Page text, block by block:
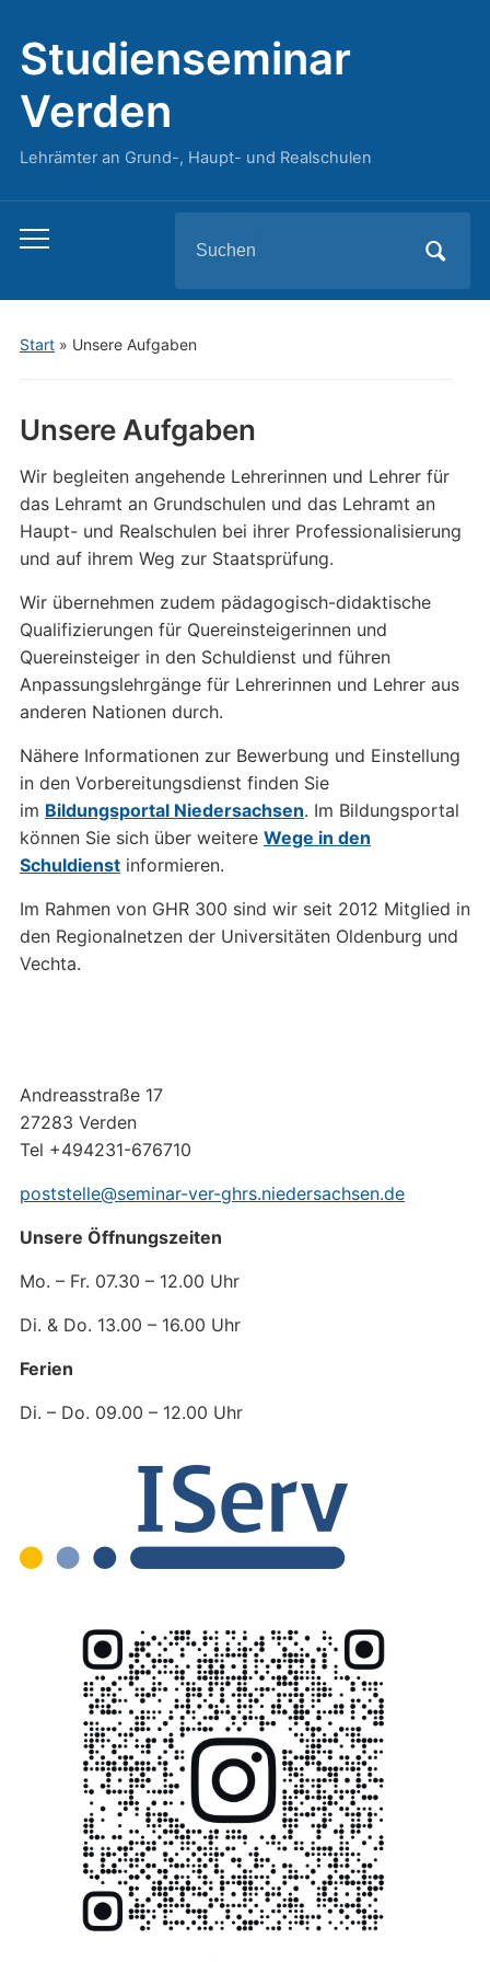
Studienseminar
Verden
Lehrämter an Grund-, Haupt- und Realschulen
Toggle
menu
for:
Start» Unsere Aufgaben
Unsere Aufgaben
Wir begleiten angehende Lehrerinnen und Lehrer für
das Lehramt an Grundschulen und das Lehramt an
Haupt- und Realschulen bei ihrer Professionalisierung
und auf ihrem Weg zur Staatsprüfung.
Wir übernehmen zudem pädagogisch-didaktische
Qualifizierungen für Quereinsteigerinnen und
Quereinsteiger in den Schuldienst und führen
Anpassungslehrgänge für Lehrerinnen und Lehrer aus
anderen Nationen durch.
Nähere Informationen zur Bewerbung und Einstellung
in den Vorbereitungsdienst finden Sie
im Bildungsportal Niedersachsen. Im Bildungsportal
können Sie sich über weitere Wege in den
Schuldienstinformieren.
Im Rahmen von GHR 300 sind wir seit 2012 Mitglied in
den Regionalnetzen der Universitäten Oldenburg und
Vechta.
Andreasstraße 17
27283 Verden
Tel +494231-676710
poststelle@seminar-ver-ghrs.niedersachsen.de
Unsere Öffnungszeiten
Mo. – Fr. 07.30 – 12.00 Uhr
Di. & Do. 13.00 – 16.00 Uhr
Ferien
Di. – Do. 09.00 – 12.00 Uhr